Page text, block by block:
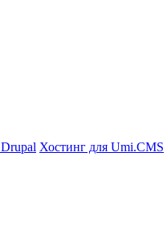
Хостинг для Umi.CMS